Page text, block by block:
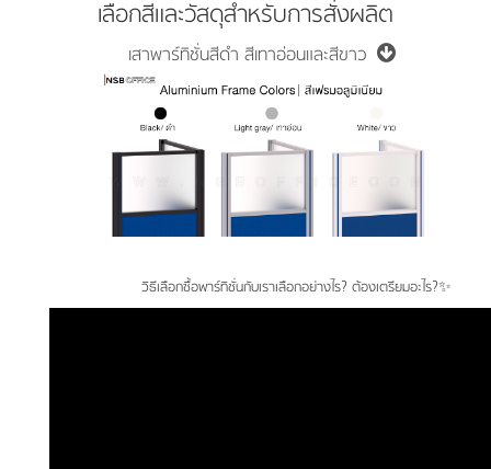
เลือกสีและวัสดุสำหรับการสั่งผลิต
เสาพาร์ทิชั่นสีดำ สีเทาอ่อนและสีขาว
วิธีเลือกซื้อพาร์ทิชั่นกับเราเลือกอย่างไร? ต้องเตรียมอะไร?✨